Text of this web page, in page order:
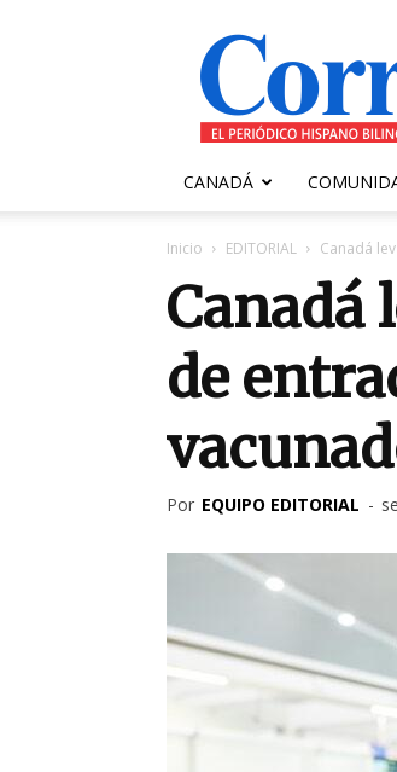
Correo
Canadiense
CANADÁ
Inicio EDITORIAL Canadá
Canadá
de
Por EQUIPO EDITORIAL -